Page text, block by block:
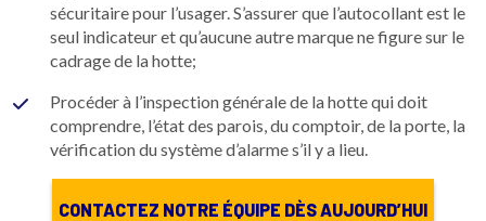
sécuritaire pour l’usager. S’assurer que l’autocollant est le
seul indicateur et qu’aucune autre marque ne figure sur le
cadrage de la hotte;
Procéder à l’inspection générale de la hotte qui doit
comprendre, l’état des parois, du comptoir, de la porte, la
vérification du système d’alarme s’il y a lieu.
CONTACTEZ NOTRE ÉQUIPE DÈS AUJOURD’HUI